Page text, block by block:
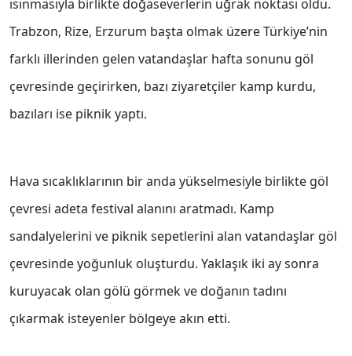
ısınmasıyla birlikte doğaseverlerin uğrak noktası oldu.
Trabzon, Rize, Erzurum başta olmak üzere Türkiye’nin
farklı illerinden gelen vatandaşlar hafta sonunu göl
çevresinde geçirirken, bazı ziyaretçiler kamp kurdu,
bazıları ise piknik yaptı.
Hava sıcaklıklarının bir anda yükselmesiyle birlikte göl
çevresi adeta festival alanını aratmadı. Kamp
sandalyelerini ve piknik sepetlerini alan vatandaşlar göl
çevresinde yoğunluk oluşturdu. Yaklaşık iki ay sonra
kuruyacak olan gölü görmek ve doğanın tadını
çıkarmak isteyenler bölgeye akın etti.